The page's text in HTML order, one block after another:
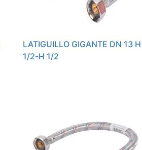
LATIGUILLO GIGANTE DN 13 H
1/2-H 1/2